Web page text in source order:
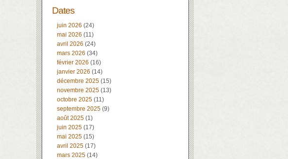
Dates
juin 2026 (24)
mai 2026 (11)
avril 2026 (24)
mars 2026 (34)
février 2026 (16)
janvier 2026 (14)
décembre 2025 (15)
novembre 2025 (13)
octobre 2025 (11)
septembre 2025 (9)
août 2025 (1)
juin 2025 (17)
mai 2025 (15)
avril 2025 (17)
mars 2025 (14)